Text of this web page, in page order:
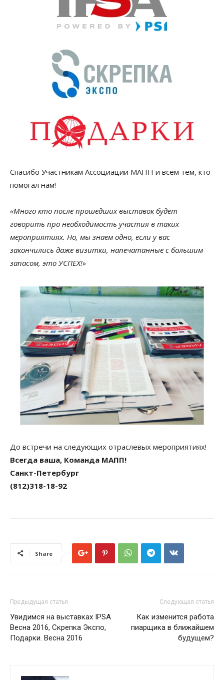
Спасибо Участникам Ассоциации МАПП и всем тем, кто
помогал нам!
«Много кто после прошедших выставок будет
говорить про необходимость участия в таких
мероприятиях. Но, мы знаем одно, если у вас
закончились даже визитки, напечатанные с большим
запасом, это УСПЕХ!»
До встречи на следующих отраслевых мероприятиях!
Всегда ваша, Команда МАПП!
Санкт-Петербург
(812)318-18-92
Share
Предыдущая статья
Увидимся на выставках IPSA
Весна 2016, Скрепка Экспо,
Подарки. Весна 2016
Следующая статья
Как изменится работа
пиарщика в ближайшем
будущем?